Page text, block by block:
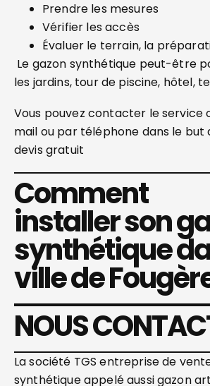
Prendre les mesures
Vérifier les accès
Évaluer le terrain, la
Le gazon synthétique peut-être
les jardins, tour de piscine, hôtel,
Vous pouvez contacter le service
mail ou par téléphone dans le but
devis gratuit
Comment
installer son
synthétique
ville de
NOUS
La société TGS entreprise de
synthétique appelé aussi gazon